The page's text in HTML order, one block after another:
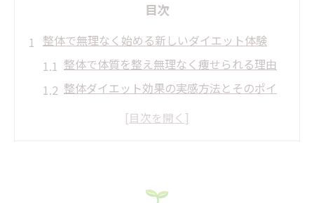
目次
整体で無理なく始める新しいダイエット体験
整体で体質を整え無理なく痩せられる理由
整体ダイエット効果の実感方法とそのポイ